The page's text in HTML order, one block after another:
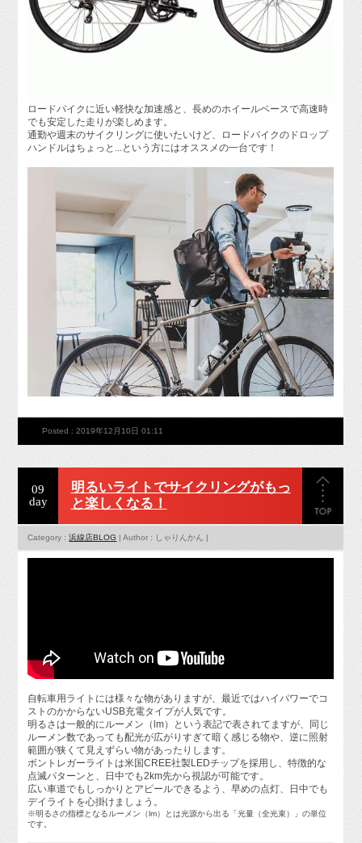
ロードバイクに近い軽快な加速感と、長めのホイールベースで高速時
でも安定した走りが楽しめます。
通勤や週末のサイクリングに使いたいけど、ロードバイクのドロップ
ハンドルはちょっと...という方にはオススメの一台です！
Posted : 2019年12月10日 01:11
09
day
明るいライトでサイクリングがもっ
と楽しくなる！
Category :浜線店BLOG | Author : しゃりんかん |
自転車用ライトには様々な物がありますが、最近ではハイパワーでコ
ストのかからないUSB充電タイプが人気です。
明るさは一般的にルーメン（lm）という表記で表されてますが、同じ
ルーメン数であっても配光が広がりすぎて暗く感じる物や、逆に照射
範囲が狭くて見えずらい物があったりします。
ボントレガーライトは米国CREE社製LEDチップを採用し、特徴的な
点滅パターンと、日中でも2km先から視認が可能です。
広い車道でもしっかりとアピールできるよう、早めの点灯、日中でも
デイライトを心掛けましょう。
※明るさの指標となるルーメン（lm）とは光源から出る「光量（全光束）」の単位
です。